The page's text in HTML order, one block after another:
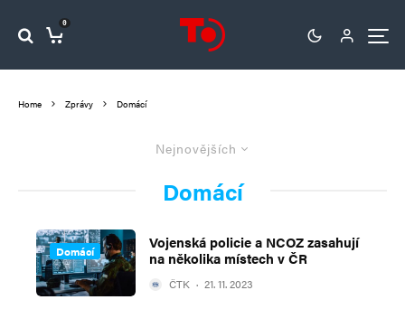
0
Home Zprávy Domácí
Nejnovějších
Domácí
Domácí
Vojenská policie a NCOZ zasahují
na několika místech v ČR
ČTK · 21. 11. 2023